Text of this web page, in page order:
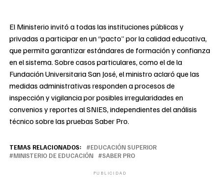
El Ministerio invitó a todas las instituciones públicas y
privadas a participar en un “pacto” por la calidad educativa,
que permita garantizar estándares de formación y confianza
en el sistema. Sobre casos particulares, como el de la
Fundación Universitaria San José, el ministro aclaró que las
medidas administrativas responden a procesos de
inspección y vigilancia por posibles irregularidades en
convenios y reportes al SNIES, independientes del análisis
técnico sobre las pruebas Saber Pro.
TEMAS RELACIONADOS:
EDUCACIÓN SUPERIOR
MINISTERIO DE EDUCACIÓN
SABER PRO
PUBLICIDAD